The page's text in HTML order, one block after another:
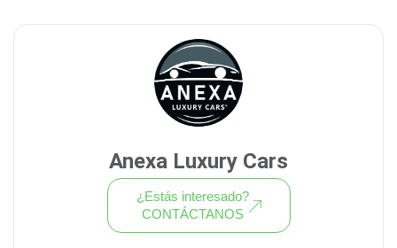
Anexa Luxury Cars
¿Estás interesado?
CONTÁCTANOS